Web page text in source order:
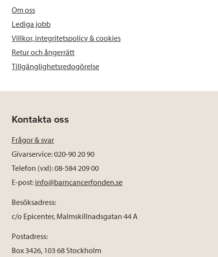
Om oss
Lediga jobb
Villkor, integritetspolicy & cookies
Retur och ångerrätt
Tillgänglighetsredogörelse
Kontakta oss
Frågor & svar
Givarservice: 020-90 20 90
Telefon (vxl): 08-584 209 00
E-post: info@barncancerfonden.se
Besöksadress:
c/o Epicenter, Malmskillnadsgatan 44 A
Postadress:
Box 3426, 103 68 Stockholm